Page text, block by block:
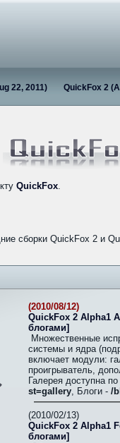
22, 2011) QuickFox 2
QuickFox.
сборки QuickFox 2 и
(2010/08/12)
QuickFox 2 Alpha1
блогами]
Множественные
системы и ядра
включает модули:
проигрыватель,
Галерея доступна
st=gallery, Блоги - /
(2010/02/13)
QuickFox 2 Alpha1
блогами]